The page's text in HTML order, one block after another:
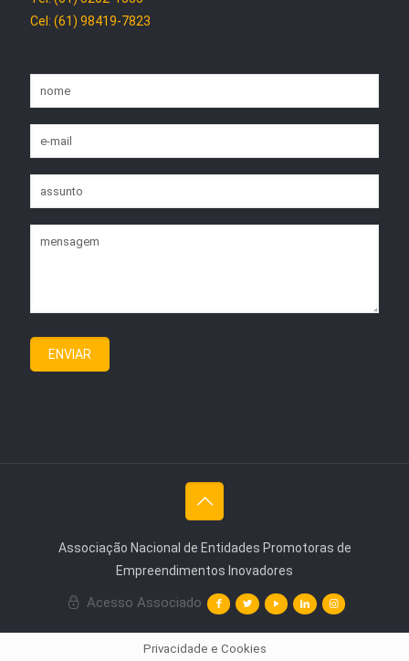
Cel: (61) 98419-7823
Associação Nacional de Entidades Promotoras de
Empreendimentos Inovadores
Acesso Associado
Privacidade e Cookies